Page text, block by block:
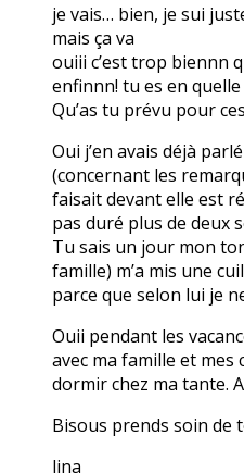
je vais… bien, je sui
mais ça va
ouiii c’est trop biennn
enfinnn! tu es en quelle
Qu’as tu prévu pour
Oui j’en avais déjà
(concernant les
faisait devant elle est
pas duré plus de deux
Tu sais un jour mon
famille) m’a mis une
parce que selon lui je
Ouii pendant les
avec ma famille et mes
dormir chez ma tante.
Bisous prends soin de
lina